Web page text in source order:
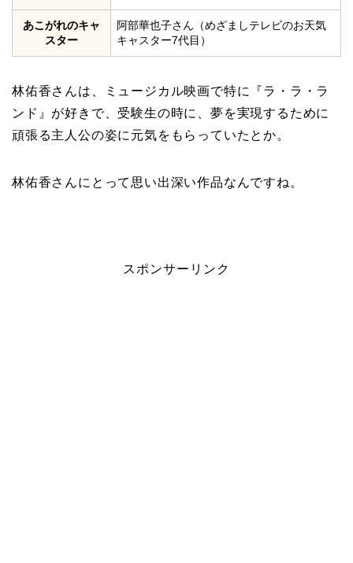
あこがれのキャ
スター
阿部華也子さん（めざましテレビのお天気
キャスター7代目）
林佑香さんは、ミュージカル映画で特に『ラ・ラ・ラ
ンド』が好きで、受験生の時に、夢を実現するために
頑張る主人公の姿に元気をもらっていたとか。
林佑香さんにとって思い出深い作品なんですね。
スポンサーリンク